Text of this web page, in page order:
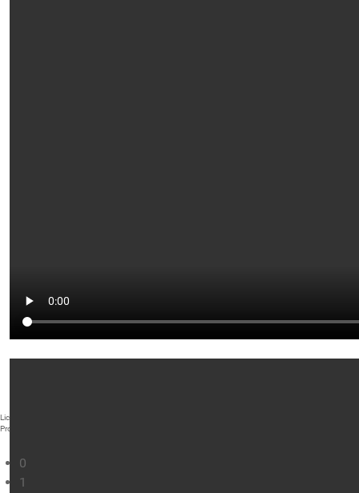
Liceul Teoretic "Nicolae Bălcescu" Cluj-Napoca
Proiect modernizare
0
1